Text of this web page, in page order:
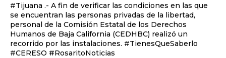
#Tijuana .- A fin de verificar las condiciones en las que
se encuentran las personas privadas de la libertad,
personal de la Comisión Estatal de los Derechos
Humanos de Baja California (CEDHBC) realizó un
recorrido por las instalaciones. #TienesQueSaberlo
#CERESO #RosaritoNoticias